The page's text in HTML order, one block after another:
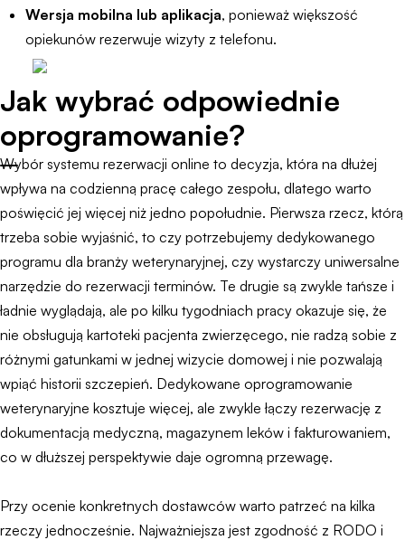
Wersja mobilna lub aplikacja, ponieważ większość
opiekunów rezerwuje wizyty z telefonu.
Jak wybrać odpowiednie
oprogramowanie?
Wybór systemu rezerwacji online to decyzja, która na dłużej
wpływa na codzienną pracę całego zespołu, dlatego warto
poświęcić jej więcej niż jedno popołudnie. Pierwsza rzecz, którą
trzeba sobie wyjaśnić, to czy potrzebujemy dedykowanego
programu dla branży weterynaryjnej, czy wystarczy uniwersalne
narzędzie do rezerwacji terminów. Te drugie są zwykle tańsze i
ładnie wyglądają, ale po kilku tygodniach pracy okazuje się, że
nie obsługują kartoteki pacjenta zwierzęcego, nie radzą sobie z
różnymi gatunkami w jednej wizycie domowej i nie pozwalają
wpiąć historii szczepień. Dedykowane oprogramowanie
weterynaryjne kosztuje więcej, ale zwykle łączy rezerwację z
dokumentacją medyczną, magazynem leków i fakturowaniem,
co w dłuższej perspektywie daje ogromną przewagę.
Przy ocenie konkretnych dostawców warto patrzeć na kilka
rzeczy jednocześnie. Najważniejsza jest zgodność z RODO i